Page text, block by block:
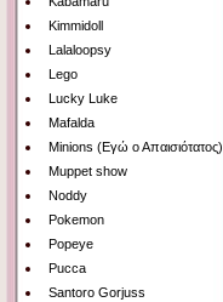
Kimmidoll
Lalaloopsy
Lego
Lucky Luke
Mafalda
Minions (Εγώ ο Απαισιότατος)
Muppet show
Noddy
Pokemon
Popeye
Pucca
Santoro Gorjuss